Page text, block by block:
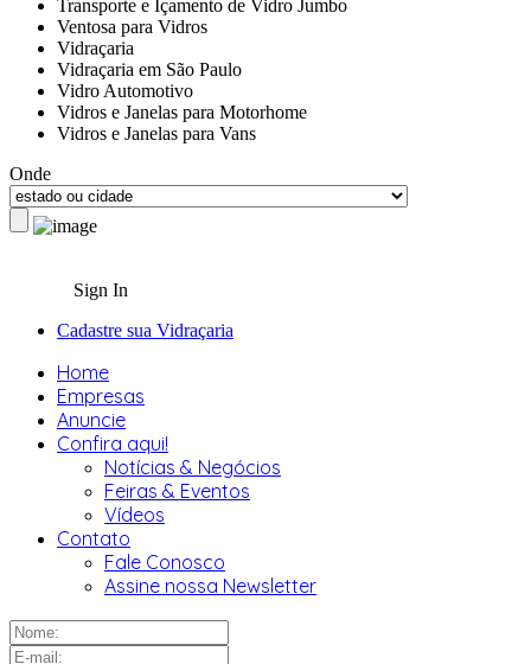
Transporte e Içamento de Vidro Jumbo
Ventosa para Vidros
Vidraçaria
Vidraçaria em São Paulo
Vidro Automotivo
Vidros e Janelas para Motorhome
Vidros e Janelas para Vans
Onde
Sign In
Cadastre sua Vidraçaria
Home
Empresas
Anuncie
Confira aqui!
Notícias & Negócios
Feiras & Eventos
Vídeos
Contato
Fale Conosco
Assine nossa Newsletter